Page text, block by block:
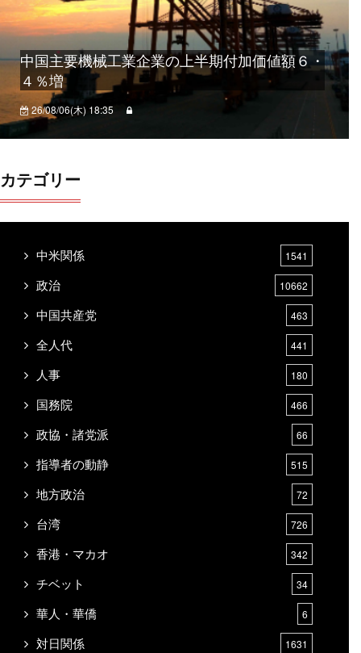
中国主要機械工業企業の上半期付加価値額６・
４％増
26/08/06(木) 18:35
カテゴリー
中米関係 1541
政治 10662
中国共産党 463
全人代 441
人事 180
国務院 466
政協・諸党派 66
指導者の動静 515
地方政治 72
台湾 726
香港・マカオ 342
チベット 34
華人・華僑 6
対日関係 1631